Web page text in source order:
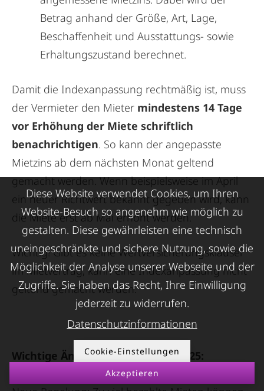
Betrag anhand der Größe, Art, Lage,
Beschaffenheit und Ausstattungs- sowie
Erhaltungszustand berechnet.
Damit die Indexanpassung rechtmäßig ist, muss
der Vermieter den Mieter mindestens 14 Tage
vor Erhöhung der Miete schriftlich
benachrichtigen. So kann der angepasste
Mietzins ab dem nächsten Monat geltend
gemacht werden. Wenn beispielsweise im April
ein neuer Richtwert bekannt gegeben wird, kann
die Miete erst ab Mai erhöht werden.
Wichtig! Gibt es keine Wertversicherungsklausel
im Mietvertrag, kann eine Indexanpassung nicht
geltend gemacht werden.
Wichtige Änderung September 2025:
Rückforderungsfristen verkürzt
Diese Website verwendet Cookies, um Ihren
Website-Besuch so angenehm wie möglich zu
gestalten. Diese gewährleisten eine technisch
uneingeschränkte und sichere Nutzung, sowie die
Möglichkeit der Analyse unserer Webseite und der
Zugriffe. Sie haben das Recht, Ihre Einwilligung
jederzeit zu widerrufen.
Datenschutzinformationen
Cookie-Einstellungen
Akzeptieren